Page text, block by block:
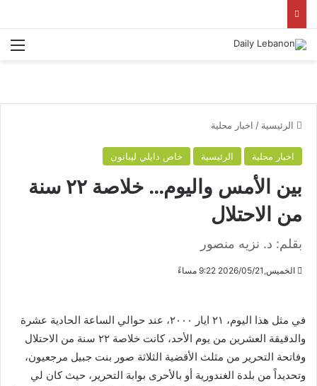
الرئيسية / اخبار محلية
اخبار محلية الرئيسية خاص دايلي ليبانون
بين الأمس واليوم… خلاصة ٢٢ سنة
من الاحتلال
بقلم: د. نزيه منصور
الخميس,2026/05/21 9:22 مساءً
في مثل هذا اليوم، ٢١ ايار ٢٠٠٠، عند حوالي الساعة الحادية عشرة
والدقيقة العشرين من يوم الأحد، كانت خلاصة ٢٢ سنة من الاحتلال
وفاتحة التحرير من مثلث الأقضية الثلاثة صور بنت جبيل مرجعيون،
وتحديداً من بلدة الغندورية أو بالأحرى بوابة التحرير، حيث كان لي